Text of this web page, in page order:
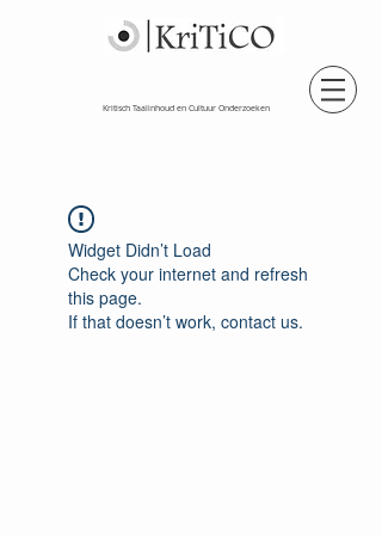
Kritisch Taalinhoud en Cultuur Onderzoeken
Widget Didn’t Load
Check your internet and refresh
this page.
If that doesn’t work, contact us.